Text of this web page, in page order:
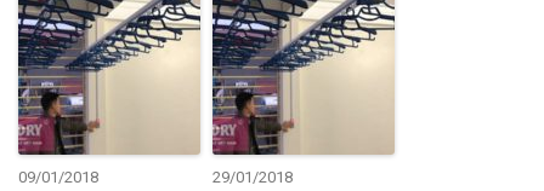
09/01/2018
29/01/2018